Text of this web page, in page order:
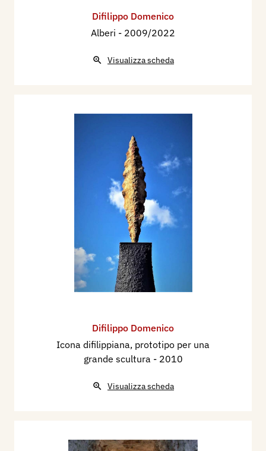
Difilippo Domenico
Alberi - 2009/2022
Visualizza scheda
Difilippo Domenico
Icona difilippiana, prototipo per una
grande scultura - 2010
Visualizza scheda